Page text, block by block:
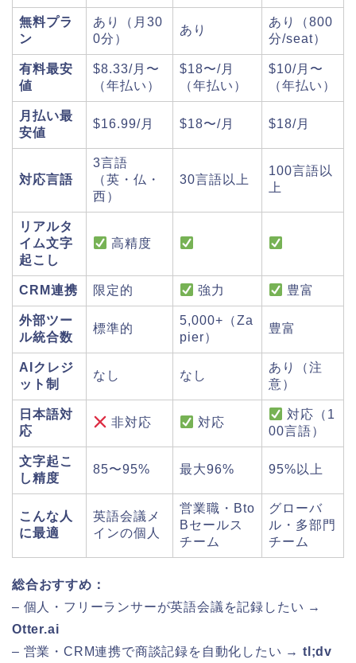
無料プラ
ン
あり（月30
0分）
あり
あり（800
分/seat）
有料最安
値
$8.33/月〜
（年払い）
$18〜/月
（年払い）
$10/月〜
（年払い）
月払い最
安値
$16.99/月 $18〜/月 $18/月
対応言語
3言語
（英・仏・
西）
30言語以上
100言語以
上
リアルタ
イム文字
起こし
高精度
CRM連携 限定的 強力 豊富
外部ツー
ル統合数
標準的
5,000+（Za
pier）
豊富
AIクレジ
ット制
なし なし
あり（注
意）
日本語対
応
非対応 対応
対応（1
00言語）
文字起こ
し精度
85〜95% 最大96% 95%以上
こんな人
に最適
英語会議メ
インの個人
営業職・Bto
Bセールス
チーム
グローバ
ル・多部門
チーム
総合おすすめ：
– 個人・フリーランサーが英語会議を記録したい →
Otter.ai
– 営業・CRM連携で商談記録を自動化したい → tl;dv